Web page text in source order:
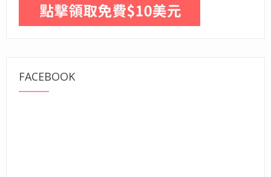
FACEBOOK